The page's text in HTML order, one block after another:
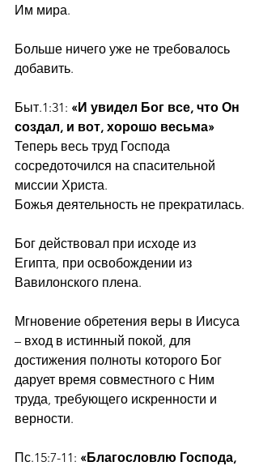
Им мира.
Больше ничего уже не требовалось
добавить.
Быт.1:31: «И увидел Бог все, что Он
создал, и вот, хорошо весьма»
Теперь весь труд Господа
сосредоточился на спасительной
миссии Христа.
Божья деятельность не прекратилась.
Бог действовал при исходе из
Египта, при освобождении из
Вавилонского плена.
Мгновение обретения веры в Иисуса
– вход в истинный покой, для
достижения полноты которого Бог
дарует время совместного с Ним
труда, требующего искренности и
верности.
Пс.15:7-11: «Благословлю Господа,